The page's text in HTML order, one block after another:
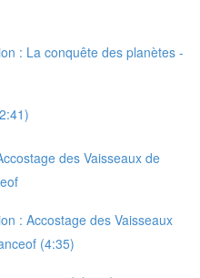
: La conquête des planètes -
des Vaisseaux de
: Accostage des Vaisseaux
(4:35)